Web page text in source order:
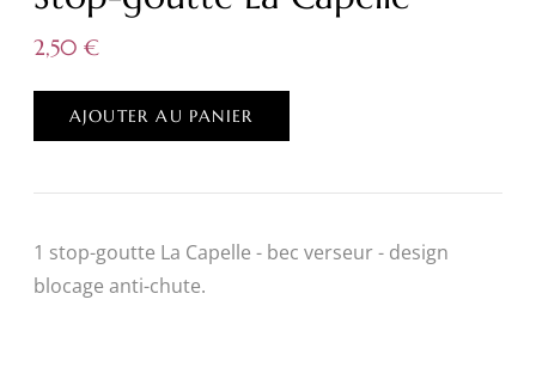
2,50 €
AJOUTER AU PANIER
1 stop-goutte La Capelle - bec verseur - design
blocage anti-chute.